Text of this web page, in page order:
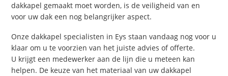
dakkapel gemaakt moet worden, is de veiligheid van en
voor uw dak een nog belangrijker aspect.
Onze dakkapel specialisten in Eys staan vandaag nog voor u
klaar om u te voorzien van het juiste advies of offerte.
U krijgt een medewerker aan de lijn die u meteen kan
helpen. De keuze van het materiaal van uw dakkapel